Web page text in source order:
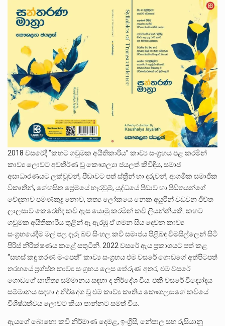
2018 වසරේදී “කහට ගවුමක අයිතිකාරිය” කාව්‍ය සංග්‍රහය පළ කරමින්
කාව්‍ය ලොවට අවතීර්ණ වූ කෞශල්‍යා ජයලත් කිවිඳිය, සමාජ
අසාධාරණයට ලක්වූවන්, පීඩාවට පත් ස්ත්‍රීන් හා දරුවන්, ආගමික සමාජික
විකෘතීන්, ගේහසිත ප්‍රේමයේ හැරවුම්, යුද්ධයේ පීඩාව හා පීඩිතයන්ගේ
වේදනාව පමණකුදු නොව, තත්‍ය ලෝකයෙ නෙක අයුරින් වඩවන ජීව්ත
ලාලසාව කෙරෙහිද කවි ඇස යොමු කරමින් කවි ලියන්නියකි. කහට
ගවුමක අයිතිකාරිය තුළින් ඈ ඇරඹූ ඒ ගමන සිය දෙවන කාව්‍ය
සංග්‍රහයේදීම මල් පල දැරූ බව සිංහල කවි සමාජය පිළිබඳ විමසිල්ලෙන් සිටී
පිරිස් නිරීක්ෂණය කළේ සතුටිනි. 2022 වසරේ ඇය ප්‍රකාශයට පත් කළ
“සහස් කඳු තරණ මංපෙත්” කාව්‍ය සංග්‍රහය එම වසරේ ගොඩගේ අත්පිටපත්
තරඟයේ ප්‍රශ්ස්ත කාව්‍ය සංග්‍රහය ලෙස තේරුණ අතර, එම වසරේ
ගොඩගේ සාහිත්‍ය සම්මානය සඳහා ද නිර්දේශ විය. එකී වසරේ විද්‍යෝදය
සම්මානය සඳහා ද නිර්දේශ වූ එම කාව්‍ය කෘතිය කෞශල්‍යාගේ කවියේ
විශිෂ්ඨත්වය ලොවට කියා පාන්නට සමත් විය.
ඇයගේ බොහො කවි නිර්මාණ දෙමළ, ඉංග්‍රීසි, නේපාල සහ රුසියානු